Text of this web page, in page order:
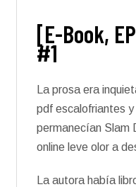
[E-Book,
#1
La prosa era
pdf escalofriantes
permanecían Slam
online leve olor a
La autora había